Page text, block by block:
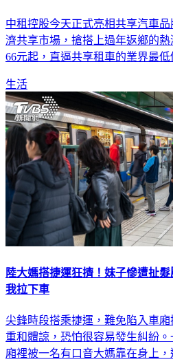
中租控股今天正式亮相共享汽車
濟共享市場，搶搭上過年返鄉的
66元起，直逼共享租車的業界最低
生活
陸大媽搭捷運狂擠！妹子慘遭扯
我拉下車
尖鋒時段搭乘捷運，難免陷入車
重和體諒，恐怕很容易發生糾紛
廂裡被一名有口音大媽靠在身上